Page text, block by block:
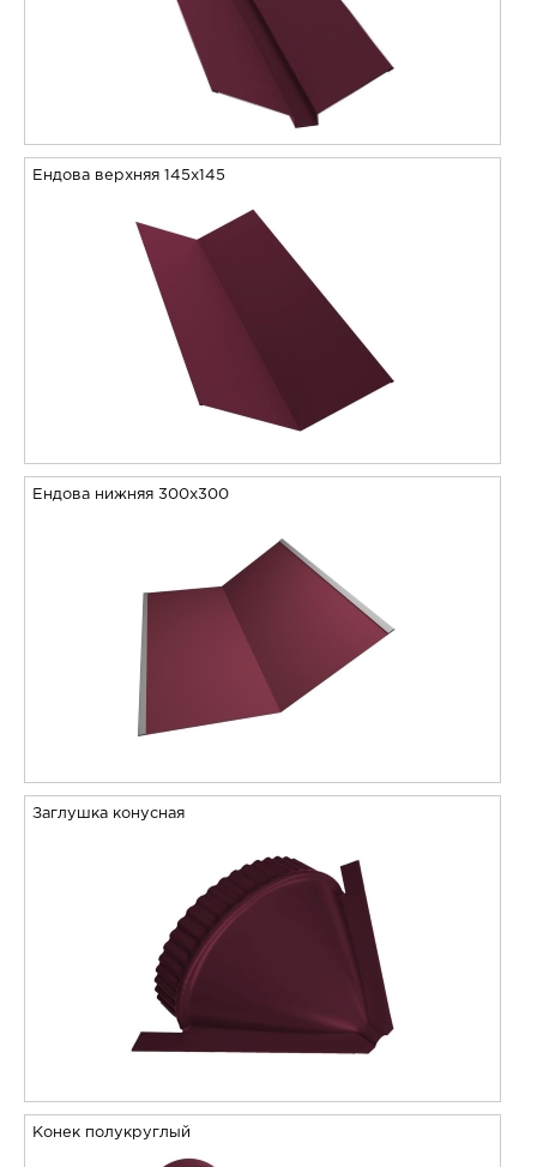
Ендова верхняя 145х145
Ендова нижняя 300х300
Заглушка конусная
Конек полукруглый